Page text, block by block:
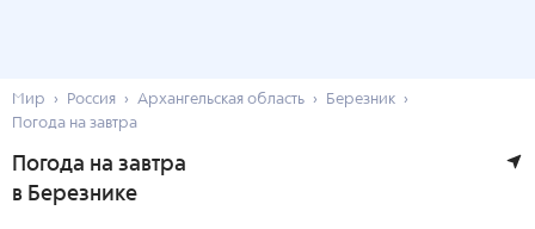
Мир Россия Архангельская область
Березник
Погода на завтра
Погода на завтра
в Березнике